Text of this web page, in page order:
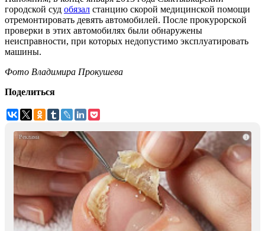
городской суд обязал станцию скорой медицинской помощи
отремонтировать девять автомобилей. После прокурорской
проверки в этих автомобилях были обнаружены
неисправности, при которых недопустимо эксплуатировать
машины.
Фото Владимира Прокушева
Поделиться
i